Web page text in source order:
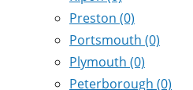
Preston (0)
Portsmouth (0)
Plymouth (0)
Peterborough (0)